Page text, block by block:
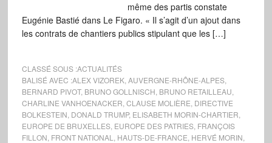
même des partis constate
Eugénie Bastié dans Le Figaro. « Il s’agit d’un ajout dans
les contrats de chantiers publics stipulant que les […]
CLASSÉ SOUS :ACTUALITÉS
BALISÉ AVEC :ALEX VIZOREK, AUVERGNE-RHÔNE-ALPES,
BERNARD PIVOT, BRUNO GOLLNISCH BRUNO RETAILLEAU
CHARLINE VANHOENACKER CLAUSE MOLIÈRE DIRECTIVE
BOLKESTEIN DONALD TRUMP, ELISABETH MORIN-CHARTIER
EUROPE DE BRUXELLES, EUROPE DES PATRIES, FRANÇOIS
FILLON FRONT NATIONAL HAUTS-DE-FRANCE HERVÉ MORIN